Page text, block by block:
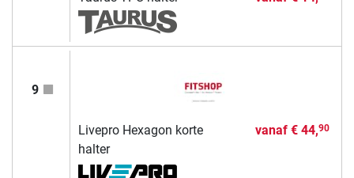
9
Livepro Hexagon korte
halter
vanaf € 44,90